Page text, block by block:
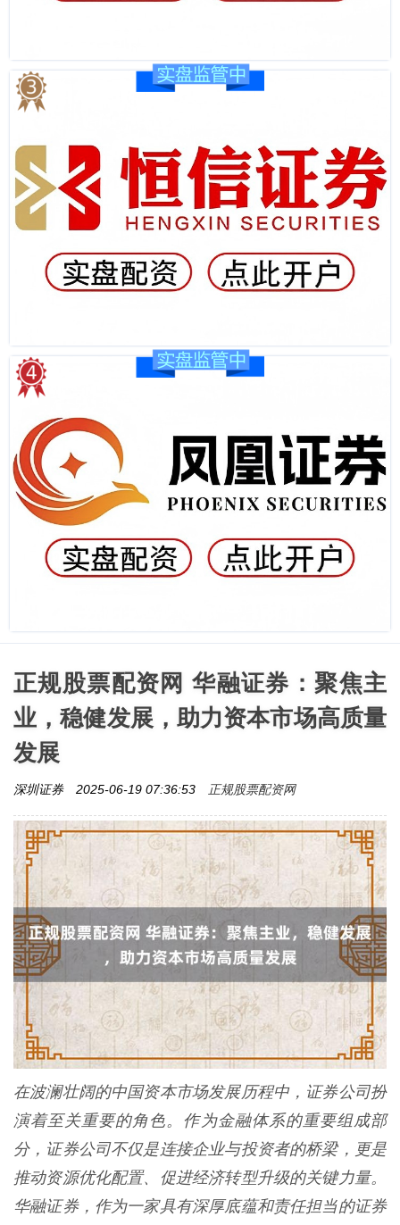
正规股票配资网 华融证券：聚焦主
业，稳健发展，助力资本市场高质量
发展
深圳证券 2025-06-19 07:36:53 正规股票配资网
在波澜壮阔的中国资本市场发展历程中，证券公司扮
演着至关重要的角色。作为金融体系的重要组成部
分，证券公司不仅是连接企业与投资者的桥梁，更是
推动资源优化配置、促进经济转型升级的关键力量。
华融证券，作为一家具有深厚底蕴和责任担当的证券